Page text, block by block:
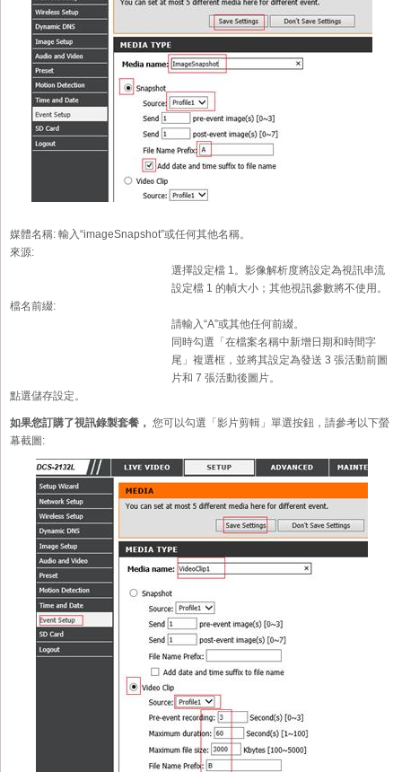
媒體名稱: 輸入“imageSnapshot”或任何其他名稱。
來源:
選擇設定檔 1。影像解析度將設定為視訊串流
設定檔 1 的幀大小；其他視訊參數將不使用。
檔名前綴:
請輸入“A”或其他任何前綴。
同時勾選「在檔案名稱中新增日期和時間字
尾」複選框，並將其設定為發送 3 張活動前圖
片和 7 張活動後圖片。
點選儲存設定。
如果您訂購了視訊錄製套餐， 您可以勾選「影片剪輯」單選按鈕，請參考以下螢
幕截圖: